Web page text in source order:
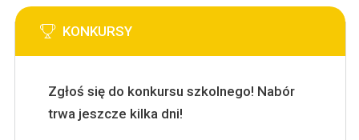
KONKURSY
Zgłoś się do konkursu szkolnego! Nabór
trwa jeszcze kilka dni!